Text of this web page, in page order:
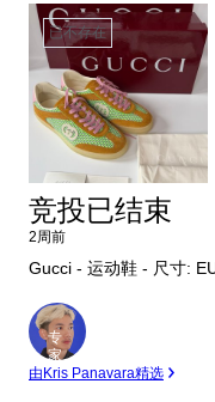
已不存在
竞投已结束
2周前
Gucci - 运动鞋 - 尺寸:
专
家
由Kris Panavara精选